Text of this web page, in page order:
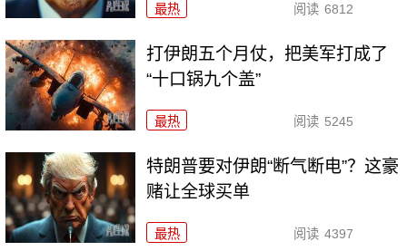
最热 阅读 6812
打伊朗五个月仗，把美军打成了
“十口锅九个盖”
最热 阅读 5245
特朗普要对伊朗“断气断电”？这豪
赌让全球买单
最热 阅读 4397